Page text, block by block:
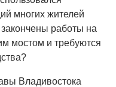
многих жителей
закончены работы на
мостом и требуются
Владивостока